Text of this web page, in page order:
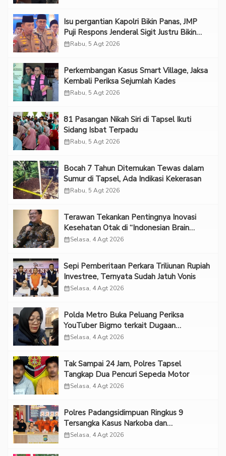
Isu pergantian Kapolri Bikin Panas, JMP
Puji Respons Jenderal Sigit Justru Bikin
“Adem”
calendar_monthRabu, 5 Agt 2026
Perkembangan Kasus Smart Village, Jaksa
Kembali Periksa Sejumlah Kades
calendar_monthRabu, 5 Agt 2026
81 Pasangan Nikah Siri di Tapsel Ikuti
Sidang Isbat Terpadu
calendar_monthRabu, 5 Agt 2026
Bocah 7 Tahun Ditemukan Tewas dalam
Sumur di Tapsel, Ada Indikasi Kekerasan
calendar_monthRabu, 5 Agt 2026
Terawan Tekankan Pentingnya Inovasi
Kesehatan Otak di “Indonesian Brain
Forum 2026 UPN Veteran Jakarta”
calendar_monthSelasa, 4 Agt 2026
Sepi Pemberitaan Perkara Triliunan Rupiah
Investree, Ternyata Sudah Jatuh Vonis
calendar_monthSelasa, 4 Agt 2026
Polda Metro Buka Peluang Periksa
YouTuber Bigmo terkait Dugaan
Eksploitasi Anak
calendar_monthSelasa, 4 Agt 2026
Tak Sampai 24 Jam, Polres Tapsel
Tangkap Dua Pencuri Sepeda Motor
calendar_monthSelasa, 4 Agt 2026
Polres Padangsidimpuan Ringkus 9
Tersangka Kasus Narkoba dan
Penganiayaan
calendar_monthSelasa, 4 Agt 2026